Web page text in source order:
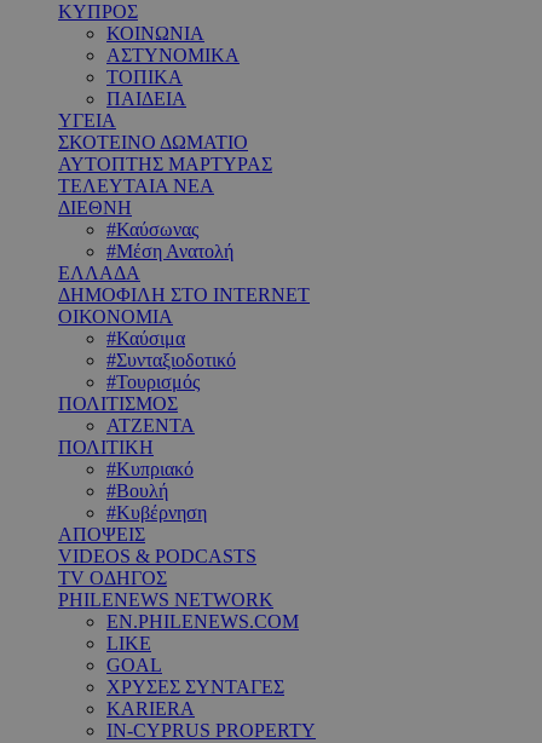
ΚΥΠΡΟΣ
ΚΟΙΝΩΝΙΑ
ΑΣΤΥΝΟΜΙΚΑ
ΤΟΠΙΚΑ
ΠΑΙΔΕΙΑ
ΥΓΕΙΑ
ΣΚΟΤΕΙΝΟ ΔΩΜΑΤΙΟ
ΑΥΤΟΠΤΗΣ ΜΑΡΤΥΡΑΣ
ΤΕΛΕΥΤΑΙΑ ΝΕΑ
ΔΙΕΘΝΗ
#Καύσωνας
#Μέση Ανατολή
ΕΛΛΑΔΑ
ΔΗΜΟΦΙΛΗ ΣΤΟ INTERNET
ΟΙΚΟΝΟΜΙΑ
#Καύσιμα
#Συνταξιοδοτικό
#Τουρισμός
ΠΟΛΙΤΙΣΜΟΣ
ΑΤΖΕΝΤΑ
ΠΟΛΙΤΙΚΗ
#Κυπριακό
#Βουλή
#Κυβέρνηση
ΑΠΟΨΕΙΣ
VIDEOS & PODCASTS
TV ΟΔΗΓΟΣ
PHILENEWS NETWORK
EN.PHILENEWS.COM
LIKE
GOAL
ΧΡΥΣΕΣ ΣΥΝΤΑΓΕΣ
KARIERA
IN-CYPRUS PROPERTY